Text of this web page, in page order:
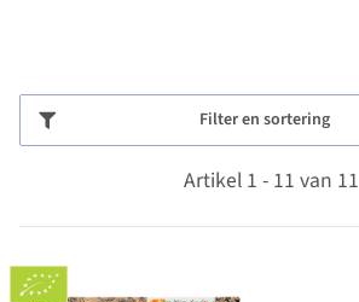
Filter en sortering
Artikel 1 - 11 van 11